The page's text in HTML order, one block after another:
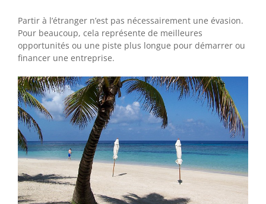
Partir à l’étranger n’est pas nécessairement une évasion.
Pour beaucoup, cela représente de meilleures
opportunités ou une piste plus longue pour démarrer ou
financer une entreprise.